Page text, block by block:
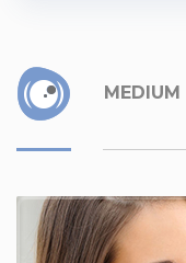
MEDIUM